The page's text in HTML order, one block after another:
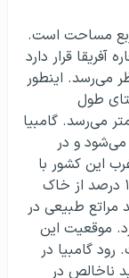
و ۶۸۹ کیلومتر مربع مساحت است.
قرار دارد
می‌رسد. اینطور
طول
و طول گامبیا به ۳۲۰ کیلومتر می‌رسد. گامبیا
و در
این کشور با
اقیانوس اطلس هم‌مرز می‌شود. در حدود ۱۸ درصد از خاک
مناسب است و ۹ درصد مراتع طبیعی در
دارد. موقعیت این
گامبیا در
ناخالص در